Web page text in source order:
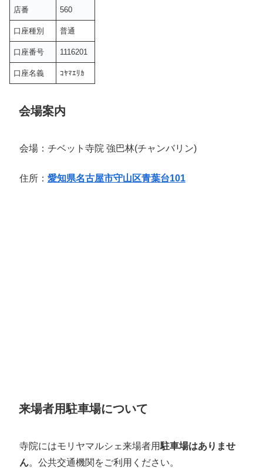
店番 560
口座種別 普通
口座番号 1116201
口座名義 ｺﾔﾏｴﾘｶ
会場案内
会場：チベット寺院 強巴林(チャンバリン)
住所： 愛知県名古屋市守山区青葉台101
来場者用駐車場について
寺院にはモリヤマルシェ来場者用駐車場はありませ
ん。公共交通機関をご利用ください。